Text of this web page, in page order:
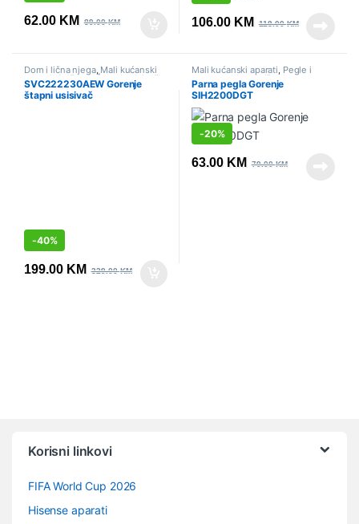
62.00 KM 89.00KM 106.00 KM 118.00KM
Dom i lična njega, Mali kućanski
aparati, Sniženo,Štapni usisivači
SVC222230AEW Gorenje
štapni usisivač
-40%
199.00 KM 329.00KM
Mali kućanski aparati Pegle i
parne stanice ,Sniženo
Parna pegla Gorenje
SIH2200DGT
-20%
63.00 KM 79.00KM
Korisni linkovi
FIFA World Cup 2026
Hisense aparati